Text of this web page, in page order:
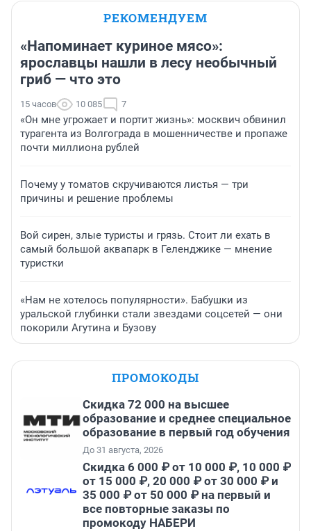
РЕКОМЕНДУЕМ
«Напоминает куриное мясо»:
ярославцы нашли в лесу необычный
гриб — что это
15 часов 10 085 7
«Он мне угрожает и портит жизнь»: москвич обвинил
турагента из Волгограда в мошенничестве и пропаже
почти миллиона рублей
Почему у томатов скручиваются листья — три
причины и решение проблемы
Вой сирен, злые туристы и грязь. Стоит ли ехать в
самый большой аквапарк в Геленджике — мнение
туристки
«Нам не хотелось популярности». Бабушки из
уральской глубинки стали звездами соцсетей — они
покорили Агутина и Бузову
ПРОМОКОДЫ
Скидка 72 000 на высшее
образование и среднее специальное
образование в первый год обучения
До 31 августа, 2026
Скидка 6 000 ₽ от 10 000 ₽, 10 000 ₽
от 15 000 ₽, 20 000 ₽ от 30 000 ₽ и
35 000 ₽ от 50 000 ₽ на первый и
все повторные заказы по
промокоду НАБЕРИ